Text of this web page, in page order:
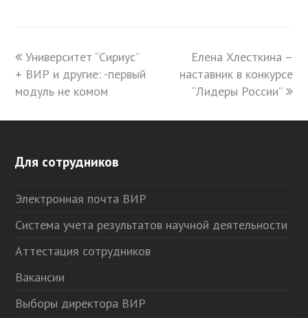
previous
post:
Университет “Сириус”
+ ВИР и другие: -первый
модуль не комом
next
post:
Елена Хлесткина –
наставник в конкурсе
“Лидеры России”
Для сотрудников
Электронная почта ВИР
Система учета результатов научной деятельности
Аттестация сотрудников
Вакансии
Выборы директора ВИР